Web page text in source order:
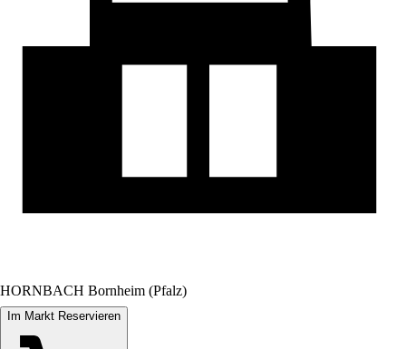
HORNBACH Bornheim (Pfalz)
Im Markt Reservieren